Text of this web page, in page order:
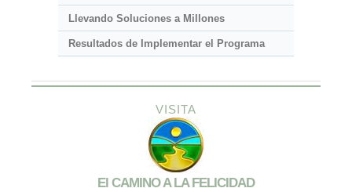
Llevando Soluciones a Millones
Resultados de Implementar el Programa
VISITA
El CAMINO A LA FELICIDAD